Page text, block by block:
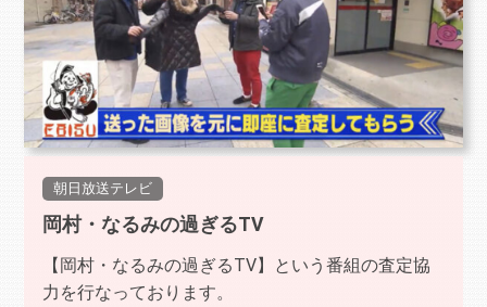
朝日放送テレビ
岡村・なるみの過ぎるTV
【岡村・なるみの過ぎるTV】という番組の査定協
力を行なっております。